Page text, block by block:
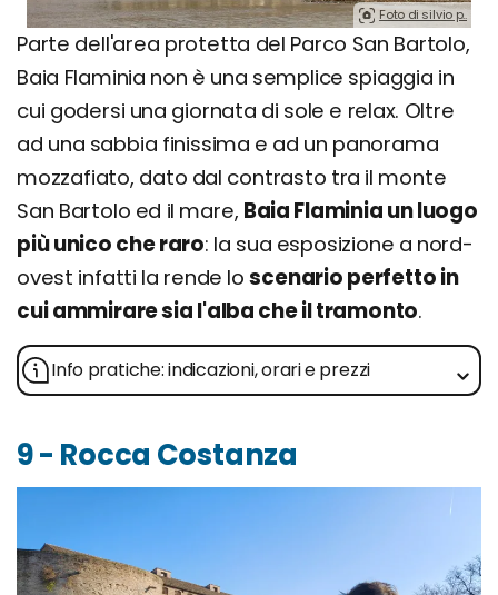
Foto di silvio p..
Parte dell'area protetta del Parco San Bartolo,
Baia Flaminia non è una semplice spiaggia in
cui godersi una giornata di sole e relax. Oltre
ad una sabbia finissima e ad un panorama
mozzafiato, dato dal contrasto tra il monte
San Bartolo ed il mare, Baia Flaminia un luogo
più unico che raro: la sua esposizione a nord-
ovest infatti la rende loscenario perfetto in
cui ammirare sia l'alba che il tramonto.
Info pratiche: indicazioni, orari e prezzi
9 - Rocca Costanza